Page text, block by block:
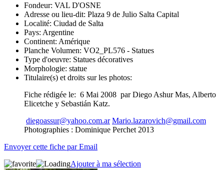
Fondeur: VAL D'OSNE
Adresse ou lieu-dit: Plaza 9 de Julio Salta Capital
Localité: Ciudad de Salta
Pays: Argentine
Continent: Amérique
Planche Volumen: VO2_PL576 - Statues
Type d'oeuvre: Statues décoratives
Morphologie: statue
Titulaire(s) et droits sur les photos:
Fiche rédigée le: 6 Mai 2008 par Diego Ashur Mas, Alberto
Elicetche y Sebastián Katz.
diegoassur@yahoo.com.ar Mario.lazarovich@gmail.com
Photographies : Dominique Perchet 2013
Envoyer cette fiche par Email
Ajouter à ma sélection